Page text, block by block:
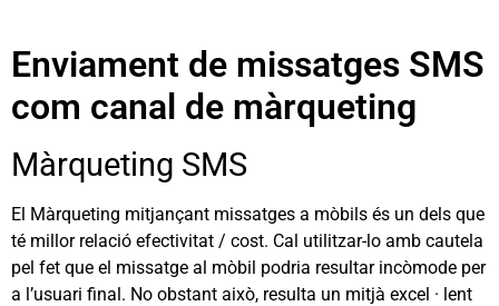
Enviament de missatges SMS
com canal de màrqueting
Màrqueting SMS
El Màrqueting mitjançant missatges a mòbils és un dels que
té millor relació efectivitat / cost. Cal utilitzar-lo amb cautela
pel fet que el missatge al mòbil podria resultar incòmode per
a l’usuari final. No obstant això, resulta un mitjà excel · lent